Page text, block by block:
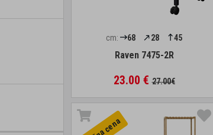
cm: 68 28 45
Raven 7475-2R
23.00 €27.00€